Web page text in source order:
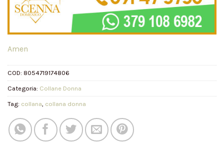
Amen
COD: 8054719174806
Categoria: Collane Donna
Tag: collana, collana donna